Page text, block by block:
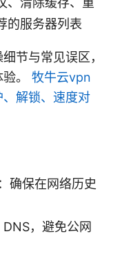
的服务器列表
节与常见误区，
。 牧牛云vpn
解锁、速度对
确保在网络历史
，避免公网